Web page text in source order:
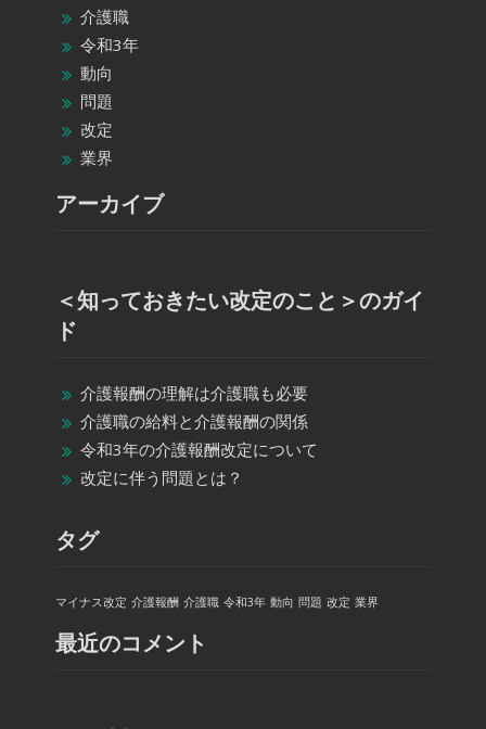
介護職
令和3年
動向
問題
改定
業界
アーカイブ
＜知っておきたい改定のこと＞のガイ
ド
介護報酬の理解は介護職も必要
介護職の給料と介護報酬の関係
令和3年の介護報酬改定について
改定に伴う問題とは？
タグ
マイナス改定 介護報酬 介護職 令和3年 動向 問題 改定 業界
最近のコメント